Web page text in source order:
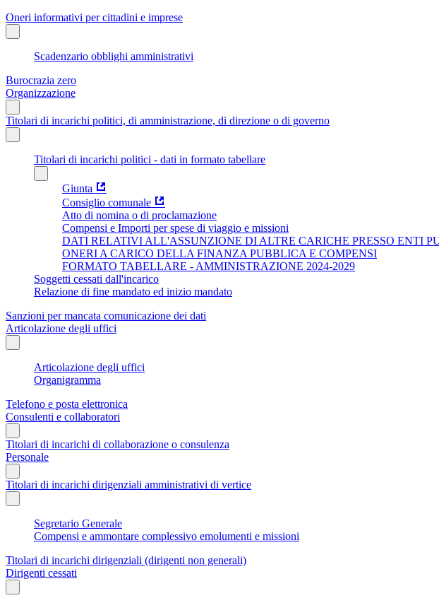
Oneri informativi per cittadini e imprese
Scadenzario obblighi amministrativi
Burocrazia zero
Organizzazione
Titolari di incarichi politici, di amministrazione, di direzione o di governo
Titolari di incarichi politici - dati in formato tabellare
Giunta
Consiglio comunale
Atto di nomina o di proclamazione
Compensi e Importi per spese di viaggio e missioni
DATI RELATIVI ALL'ASSUNZIONE DI ALTRE CARICHE PRESSO ENTI
ONERI A CARICO DELLA FINANZA PUBBLICA E COMPENSI
FORMATO TABELLARE - AMMINISTRAZIONE 2024-2029
Soggetti cessati dall'incarico
Relazione di fine mandato ed inizio mandato
Sanzioni per mancata comunicazione dei dati
Articolazione degli uffici
Articolazione degli uffici
Organigramma
Telefono e posta elettronica
Consulenti e collaboratori
Titolari di incarichi di collaborazione o consulenza
Personale
Titolari di incarichi dirigenziali amministrativi di vertice
Segretario Generale
Compensi e ammontare complessivo emolumenti e missioni
Titolari di incarichi dirigenziali (dirigenti non generali)
Dirigenti cessati